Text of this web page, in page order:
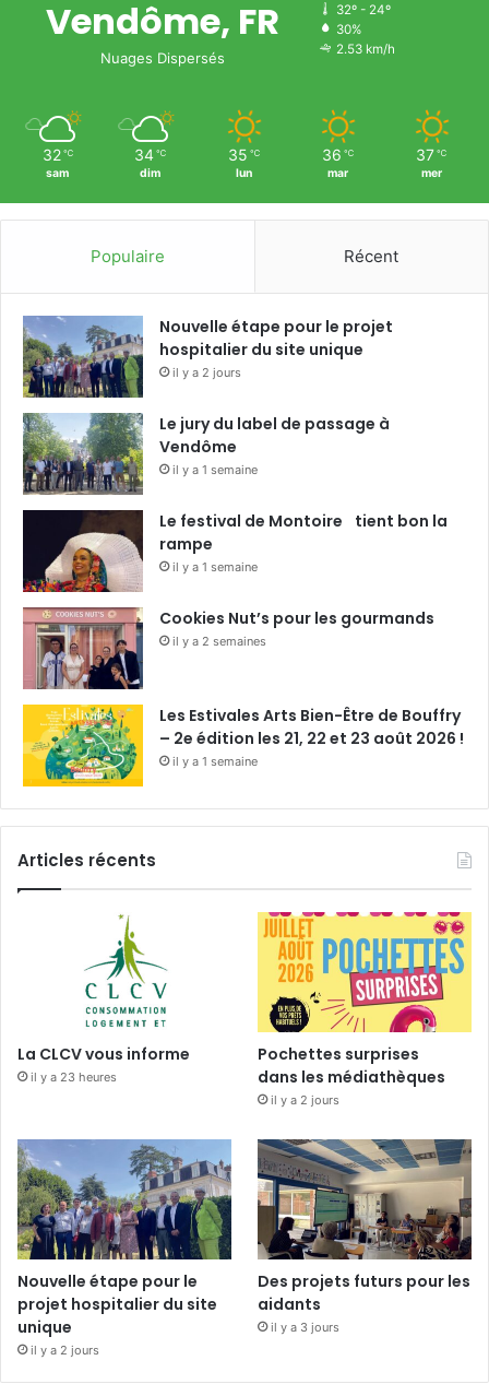
Vendôme, FR
Nuages Dispersés
32º - 24º
30%
2.53 km/h
32 ℃
sam
34 ℃
dim
35 ℃
lun
36 ℃
mar
37 ℃
mer
Populaire Récent
Nouvelle étape pour le projet
hospitalier du site unique
il y a 2 jours
Le jury du label de passage à
Vendôme
il y a 1 semaine
Le festival de Montoire tient bon la
rampe
il y a 1 semaine
Cookies Nut’s pour les gourmands
il y a 2 semaines
Les Estivales Arts Bien-Être de Bouffry
– 2e édition les 21, 22 et 23 août 2026 !
il y a 1 semaine
Articles récents
La CLCV vous informe
il y a 23 heures
Pochettes surprises
dans les médiathèques
il y a 2 jours
Nouvelle étape pour le
projet hospitalier du site
unique
il y a 2 jours
Des projets futurs pour les
aidants
il y a 3 jours